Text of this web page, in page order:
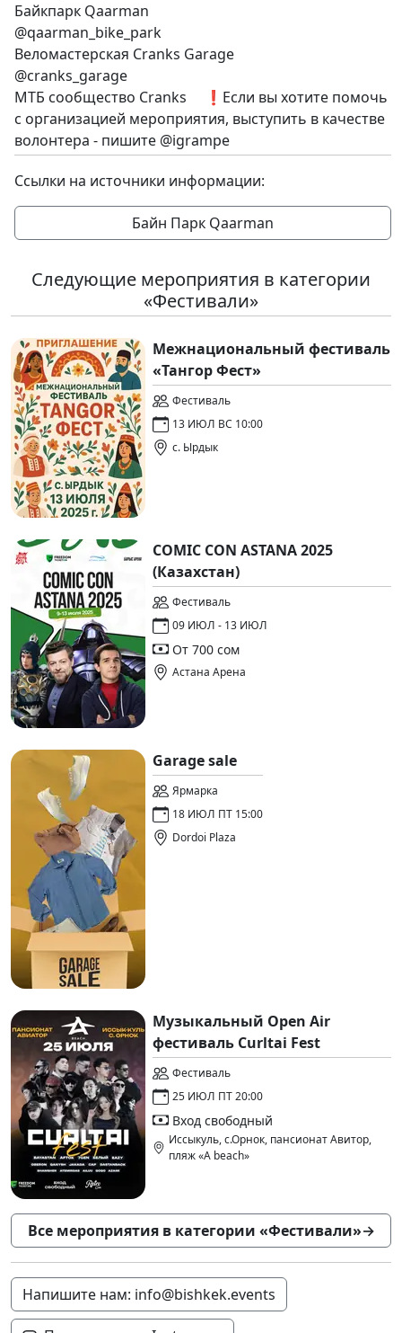
Байкпарк Qaarman
@qaarman_bike_park
Веломастерская Cranks Garage
@cranks_garage
МТБ сообщество Cranks ❗️Если вы хотите помочь
с организацией мероприятия, выступить в качестве
волонтера - пишите @igrampe
Ссылки на источники информации:
Байн Парк Qaarman
Следующие мероприятия в категории
«Фестивали»
Межнациональный фестиваль
«Тангор Фест»
Фестиваль
13 ИЮЛ ВС 10:00
с. Ырдык
COMIC CON ASTANA 2025
(Казахстан)
Фестиваль
09 ИЮЛ - 13 ИЮЛ
От 700 сом
Астана Арена
Garage sale
Ярмарка
18 ИЮЛ ПТ 15:00
Dordoi Plaza
Музыкальный Open Air
фестиваль Curltai Fest
Фестиваль
25 ИЮЛ ПТ 20:00
Вход свободный
Исcыкуль, с.Орнок, пансионат Авитор,
пляж «A beach»
Все мероприятия в категории «Фестивали»→
Напишите нам: info@bishkek.events